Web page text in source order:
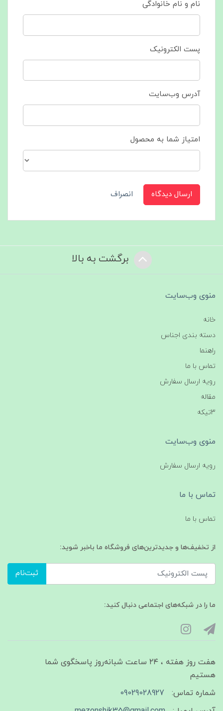
نام و نام خانوادگی
پست الکترونیک
آدرس وب‌سایت
امتیاز شما به محصول
ارسال دیدگاه انصراف
برگشت به بالا
منوی وب‌سایت
خانه
دسته بندی اجناس
راهنما
تماس با ما
رویه ارسال سفارش
مقاله
3تیکه
منوی وب‌سایت
رویه ارسال سفارش
تماس با ما
تماس با ما
از تخفیف‌ها و جدیدترین‌های فروشگاه ما باخبر شوید:
ثبت‌نام
ما را در شبکه‌های اجتماعی دنبال کنید:
هفت روز هفته ، ۲۴ ساعت شبانه‌روز پاسخگوی شما
هستیم
شماره تماس:
09029028927